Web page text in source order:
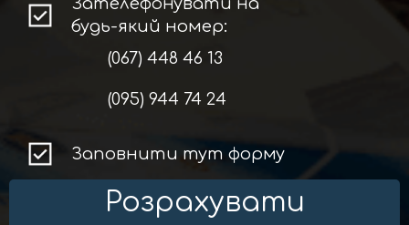
Зателефонувати на
будь-який номер:
(067) 448 46 13
(095) 944 74 24
Заповнити тут форму
Розрахувати